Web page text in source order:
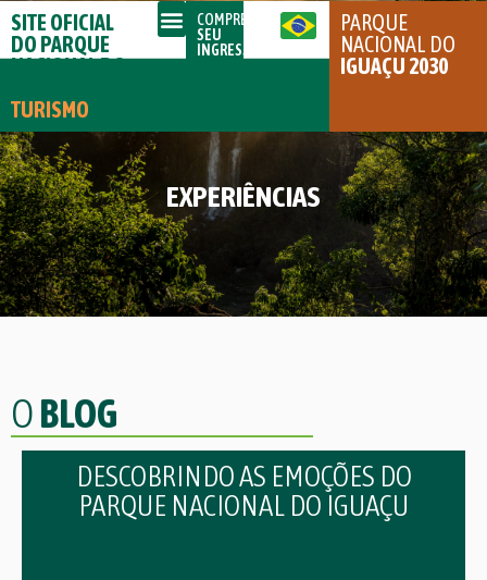
SITE OFICIAL
DO PARQUE
NACIONAL DO
TURISMO
COMPRE
SEU
INGRESSO
PARQUE
NACIONAL DO
IGUAÇU 2030
EXPERIÊNCIAS
OBLOG
DESCOBRINDO AS EMOÇÕES DO
PARQUE NACIONAL DO IGUAÇU